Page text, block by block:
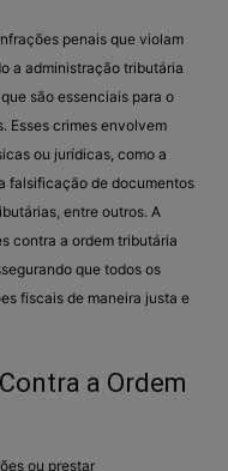
penais que violam
a administração tributária
são essenciais para o
Esses crimes envolvem
ou jurídicas, como a
falsificação de documentos
entre outros. A
contra a ordem tributária
que todos os
fiscais de maneira justa e
a Ordem
ou prestar